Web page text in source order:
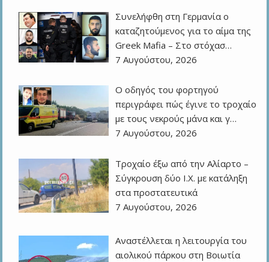
Συνελήφθη στη Γερμανία ο
καταζητούμενος για το αίμα της
Greek Mafia – Στο στόχασ…
7 Αυγούστου, 2026
Ο οδηγός του φορτηγού
περιγράφει πώς έγινε το τροχαίο
με τους νεκρούς μάνα και γ…
7 Αυγούστου, 2026
Τροχαίο έξω από την Αλίαρτο –
Σύγκρουση δύο Ι.Χ. με κατάληξη
στα προστατευτικά
7 Αυγούστου, 2026
Αναστέλλεται η λειτουργία του
αιολικού πάρκου στη Βοιωτία